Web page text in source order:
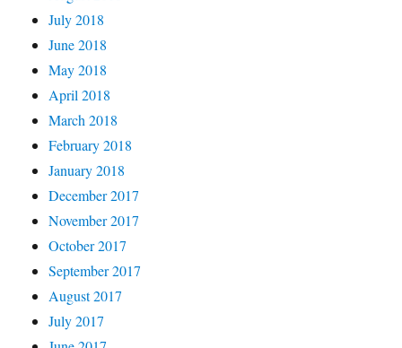
July 2018
June 2018
May 2018
April 2018
March 2018
February 2018
January 2018
December 2017
November 2017
October 2017
September 2017
August 2017
July 2017